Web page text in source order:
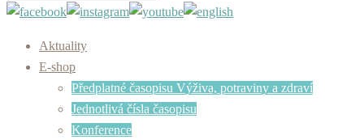
Aktuality
E-shop
Předplatné časopisu Výživa, potraviny a zdraví
Jednotlivá čísla časopisu
Konference